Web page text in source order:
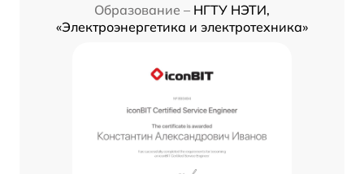
Образование – НГТУ НЭТИ,
«Электроэнергетика и электротехника»